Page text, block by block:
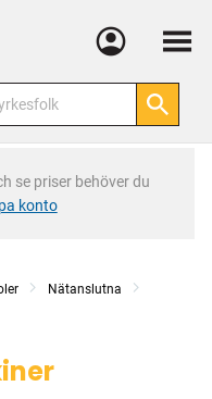
Meny
se priser behöver du
konto
Nätanslutna